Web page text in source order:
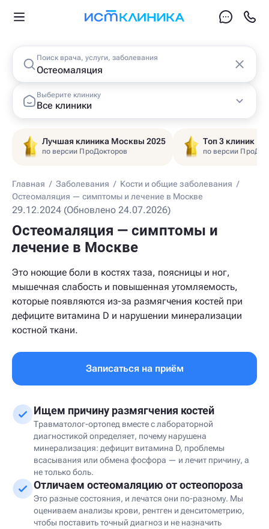
Поиск врача, услуги, заболевания
Выберите клинику
Все клиники
Лучшая клиника Москвы 2025
по версии ПроДокторов
Топ 3 клиник
по версии
Главная / Заболевания / Кости и общие заболевания /
Остеомаляция — симптомы и лечение в Москве
29.12.2024 (Обновлено 24.07.2026)
Остеомаляция — симптомы и
лечение в Москве
Это ноющие боли в костях таза, поясницы и ног,
мышечная слабость и повышенная утомляемость,
которые появляются из-за размягчения костей при
дефиците витамина D и нарушении минерализации
костной ткани.
Записаться на приём
Ищем причину размягчения костей
Травматолог-ортопед вместе с лабораторной
диагностикой определяет, почему нарушена
минерализация: дефицит витамина D, проблемы
всасывания или обмена фосфора — и лечит причину, а
не только боль.
Отличаем остеомаляцию от остеопороза
Это разные состояния, и лечатся они по-разному. Мы
оцениваем анализы крови, рентген и денситометрию,
чтобы поставить точный диагноз и не назначить